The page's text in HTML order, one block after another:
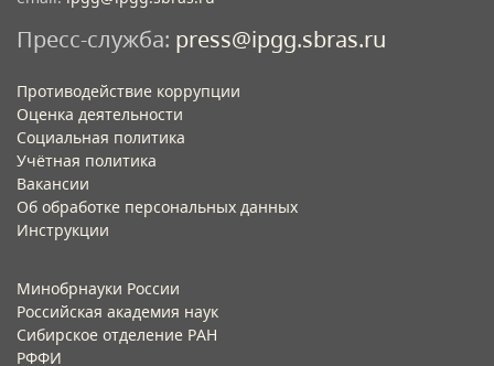
Пресс-служба: press@ipgg.sbras.ru
Противодействие коррупции
Оценка деятельности
Социальная политика
Учётная политика​
Вакансии​
Об обработке персональных данных​
Инструкции​
Минобрнауки России
Российская академия наук
Сибирское отделение РАН
РФФИ